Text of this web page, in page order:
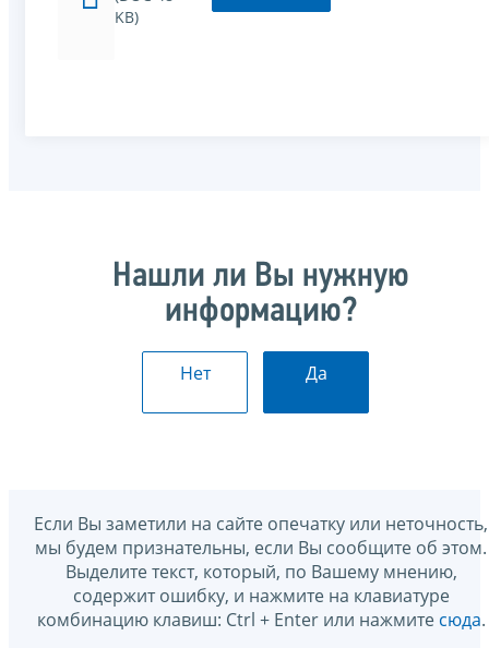
KB)
Нашли ли Вы нужную
информацию?
Нет Да
Если Вы заметили на сайте опечатку или неточность,
мы будем признательны, если Вы сообщите об этом.
Выделите текст, который, по Вашему мнению,
содержит ошибку, и нажмите на клавиатуре
комбинацию клавиш: Ctrl + Enter или нажмите сюда.